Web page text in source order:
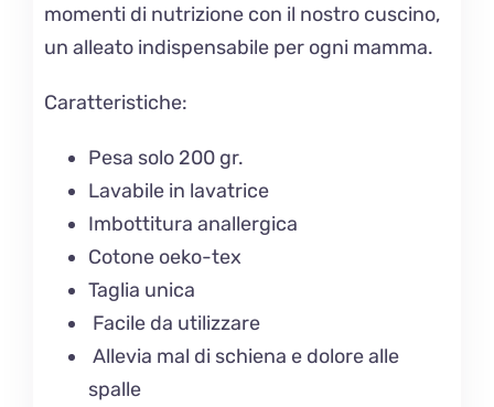
momenti di nutrizione con il nostro cuscino,
un alleato indispensabile per ogni mamma.
Caratteristiche:
Pesa solo 200 gr.
Lavabile in lavatrice
Imbottitura anallergica
Cotone oeko-tex
Taglia unica
Facile da utilizzare
Allevia mal di schiena e dolore alle
spalle